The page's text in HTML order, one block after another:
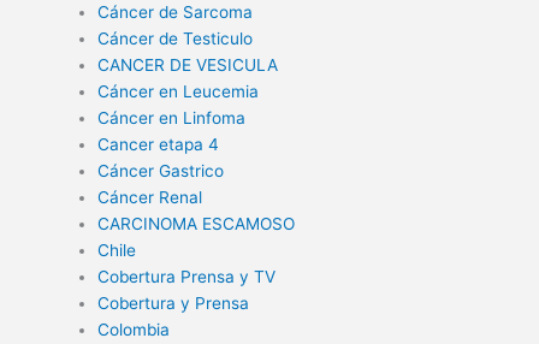
Cáncer de Sarcoma
Cáncer de Testiculo
CANCER DE VESICULA
Cáncer en Leucemia
Cáncer en Linfoma
Cancer etapa 4
Cáncer Gastrico
Cáncer Renal
CARCINOMA ESCAMOSO
Chile
Cobertura Prensa y TV
Cobertura y Prensa
Colombia